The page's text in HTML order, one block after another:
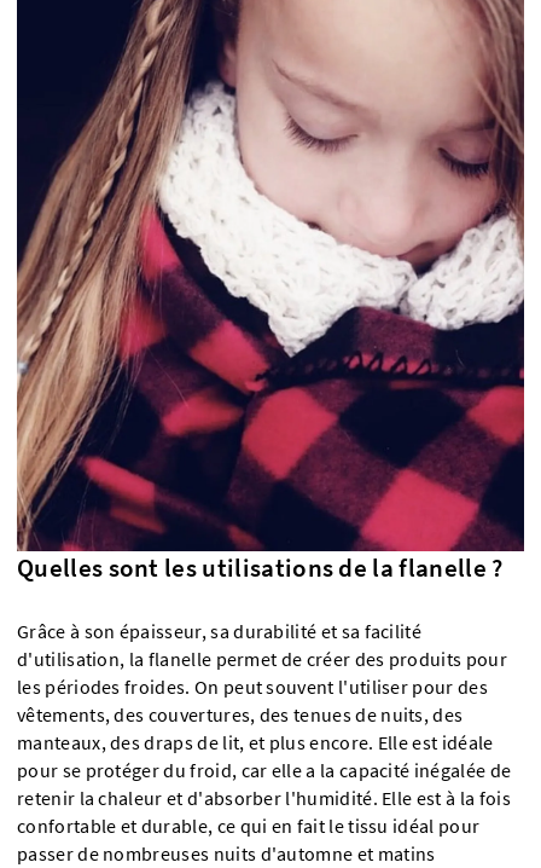
Quelles sont les utilisations de la flanelle ?
Grâce à son épaisseur, sa durabilité et sa facilité
d'utilisation, la flanelle permet de créer des produits pour
les périodes froides. On peut souvent l'utiliser pour des
vêtements, des couvertures, des tenues de nuits, des
manteaux, des draps de lit, et plus encore. Elle est idéale
pour se protéger du froid, car elle a la capacité inégalée de
retenir la chaleur et d'absorber l'humidité. Elle est à la fois
confortable et durable, ce qui en fait le tissu idéal pour
passer de nombreuses nuits d'automne et matins